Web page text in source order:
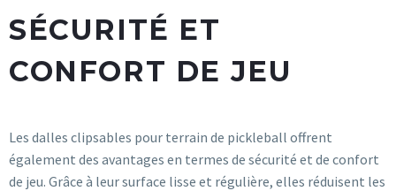
SÉCURITÉ ET
CONFORT DE JEU
Les dalles clipsables pour terrain de pickleball offrent
également des avantages en termes de sécurité et de confort
de jeu. Grâce à leur surface lisse et régulière, elles réduisent les